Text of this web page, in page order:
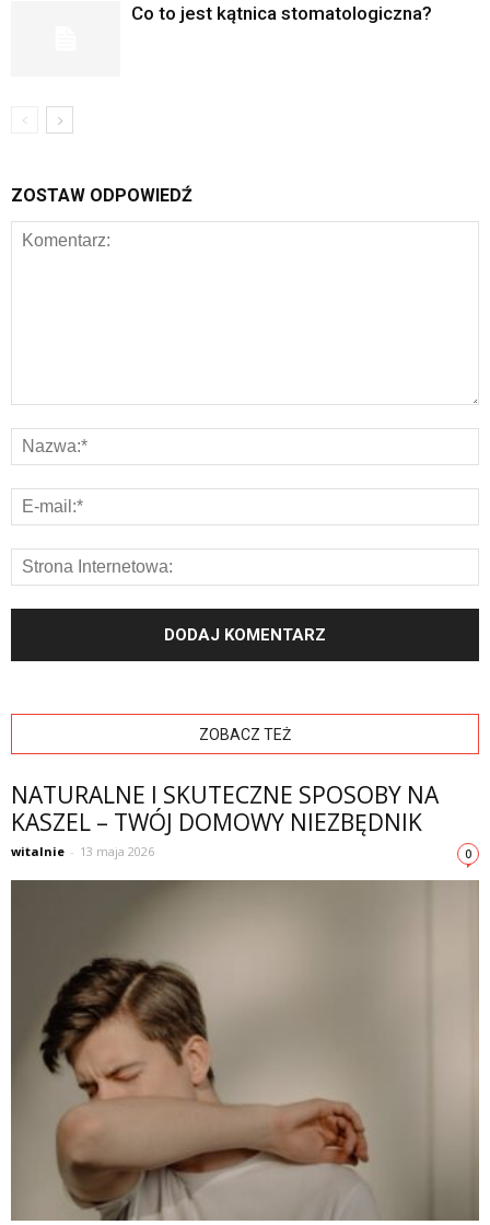
Co to jest kątnica stomatologiczna?
ZOSTAW ODPOWIEDŹ
ZOBACZ TEŻ
NATURALNE I SKUTECZNE SPOSOBY NA
KASZEL – TWÓJ DOMOWY NIEZBĘDNIK
witalnie - 13 maja 2026 0